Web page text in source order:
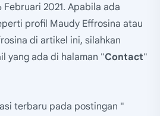
2021. Apabila ada
profil Maudy Effrosina atau
di artikel ini, silahkan
yang ada di halaman "Contact"
terbaru pada postingan "